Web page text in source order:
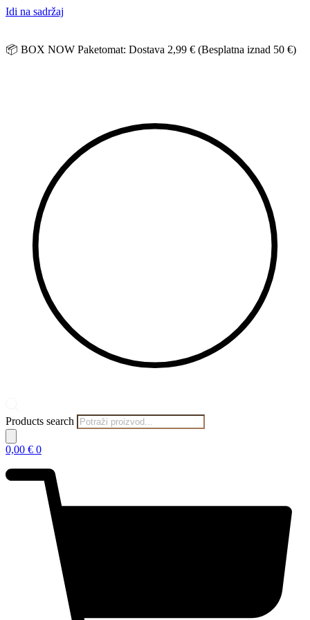
Idi na sadržaj
📦 BOX NOW Paketomat: Dostava 2,99 € (Besplatna iznad 50 €)
Products search
0,00 € 0